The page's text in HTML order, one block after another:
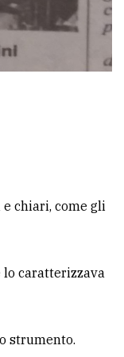
chiari, come gli
lo caratterizzava
strumento.